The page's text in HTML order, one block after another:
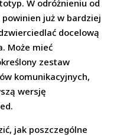
W odróżnieniu od
już w bardziej
docelową
Może mieć
zestaw
komunikacyjnych,
wersję
jak poszczególne